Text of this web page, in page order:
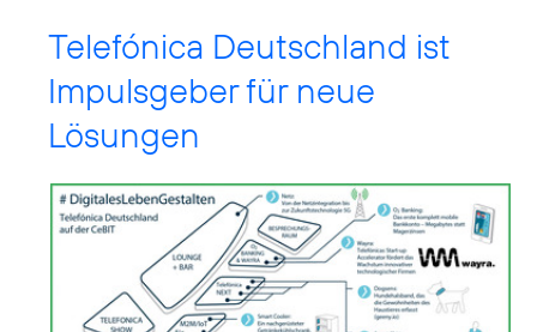
Telefónica Deutschland ist
Impulsgeber für neue
Lösungen